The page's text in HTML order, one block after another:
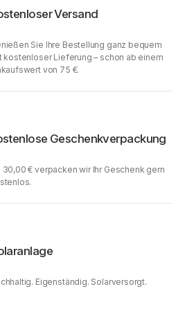
Versand
Sie Ihre Bestellung ganz bequem
kostenloser Lieferung – schon ab einem
von 75 €.
Geschenkverpackung
30,00 € verpacken wir Ihr Geschenk gern
Eigenständig. Solarversorgt.